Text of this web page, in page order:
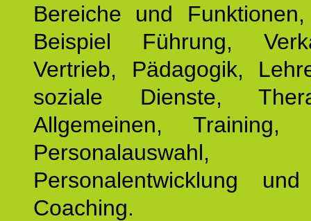
Bereiche und
Beispiel Führung,
Vertrieb, Pädagogik,
soziale Dienste,
Allgemeinen, Training,
Personalauswahl,
Personalentwicklung
Coaching.